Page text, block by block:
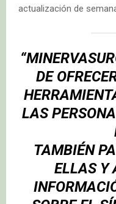
actualización de
DE
LAS
TAMBIÉN
ELLAS Y